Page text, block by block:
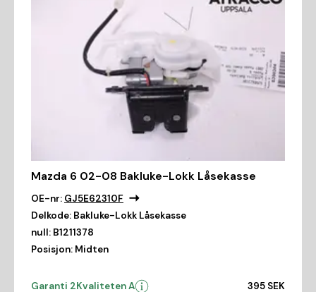
Mazda 6 02-08 Bakluke-Lokk Låsekasse
OE-nr: GJ5E62310F
Delkode: Bakluke-Lokk Låsekasse
null: B1211378
Posisjon: Midten
Garanti 2Kvaliteten A 395 SEK